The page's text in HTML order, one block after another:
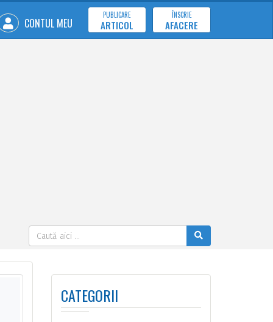
CONTUL MEU
PUBLICARE
ARTICOL
ÎNSCRIE
AFACERE
CATEGORII